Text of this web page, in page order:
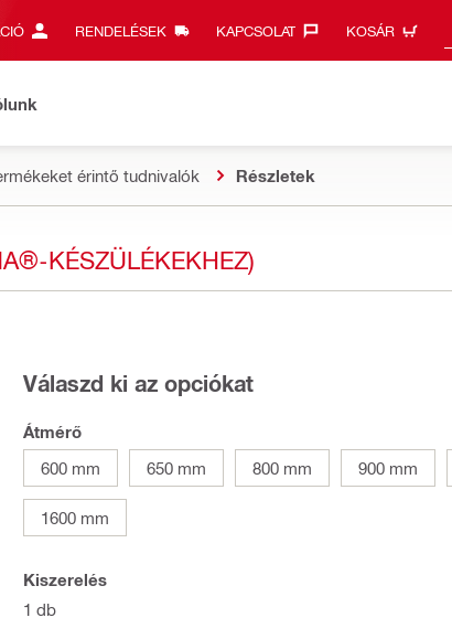
RENDELÉSEK KAPCSOLAT‎ KOSÁR
érintő tudnivalók Részletek
KÉSZÜLÉKEKHEZ)
Válaszd ki az opciókat
Átmérő
600 mm
650 mm 800 mm 900 mm
1600 mm
Kiszerelés
1 db